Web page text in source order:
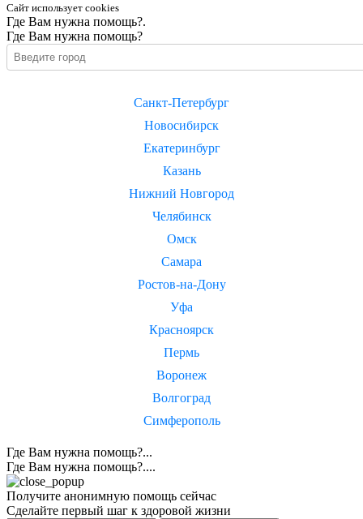
Сайт использует cookies
Где Вам нужна помощь?.
Где Вам нужна помощь?
Санкт-Петербург
Новосибирск
Екатеринбург
Казань
Нижний Новгород
Челябинск
Омск
Самара
Ростов-на-Дону
Уфа
Красноярск
Пермь
Воронеж
Волгоград
Симферополь
Где Вам нужна помощь?...
Где Вам нужна помощь?....
Получите анонимную помощь сейчас
Сделайте первый шаг к здоровой жизни